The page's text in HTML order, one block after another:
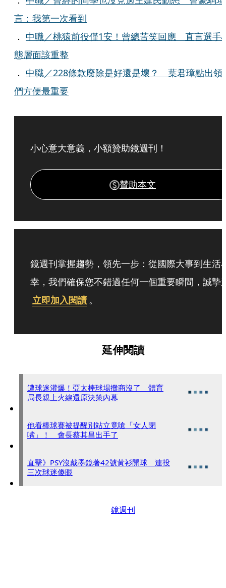
言：我第一次看到
． 中職／桃猿前役僅1安！曾總苦笑回應 直言選手
態層面該重整
． 中職／228條款廢除是好還是壞？ 葉君璋點出領
們方便最重要
小心意大意義，小額贊助鏡週刊！
贊助本文
鏡週刊掌握趨勢，領先一步：從國際大事到生活
幸，我們確保您不錯過任何一個重要瞬間，誠摯
立即加入閱讀 。
延伸閱讀
遭球迷灌爆！亞太棒球場攤商沒了 體育
局長親上火線還原決策內幕
他看棒球賽被提醒別站立竟嗆「女人閉
嘴」！ 會長蔡其昌出手了
直擊》PSY沒戴墨鏡著42號黃衫開球 連投
三次球迷傻眼
鏡週刊